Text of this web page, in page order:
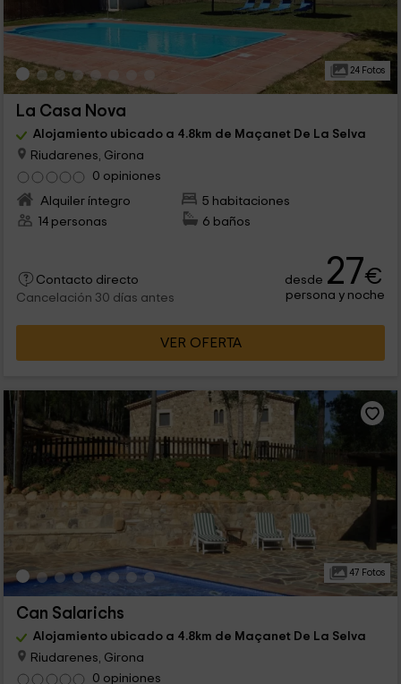
24 Fotos
La Casa Nova
Alojamiento ubicado a 4.8km de Maçanet De La Selva
Riudarenes, Girona
0 opiniones
Alquiler íntegro
5 habitaciones
14 personas
6 baños
Contacto directo
Cancelación 30 días antes
desde 27€
persona y noche
VER OFERTA
47 Fotos
Can Salarichs
Alojamiento ubicado a 4.8km de Maçanet De La Selva
Riudarenes, Girona
0 opiniones